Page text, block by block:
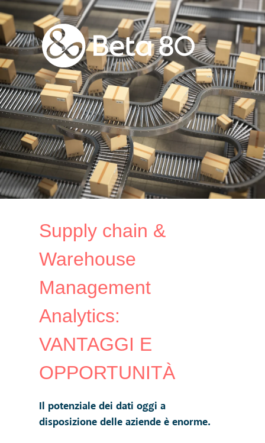
Supply chain &
Warehouse
Management
Analytics:
VANTAGGI E
OPPORTUNITÀ
Il potenziale dei dati oggi a
disposizione delleaziende è enorme.